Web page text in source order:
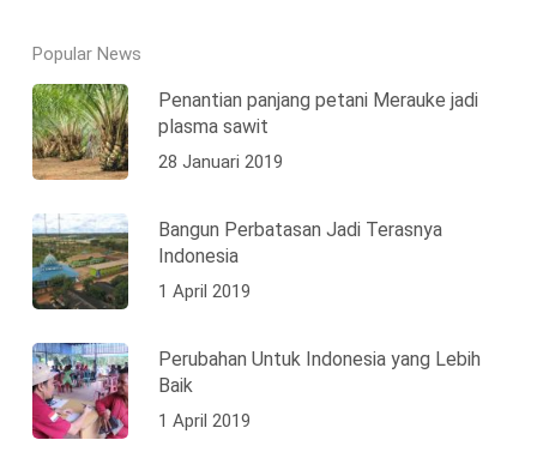
Popular News
Penantian panjang petani Merauke jadi
plasma sawit
28 Januari 2019
Bangun Perbatasan Jadi Terasnya
Indonesia
1 April 2019
Perubahan Untuk Indonesia yang Lebih
Baik
1 April 2019